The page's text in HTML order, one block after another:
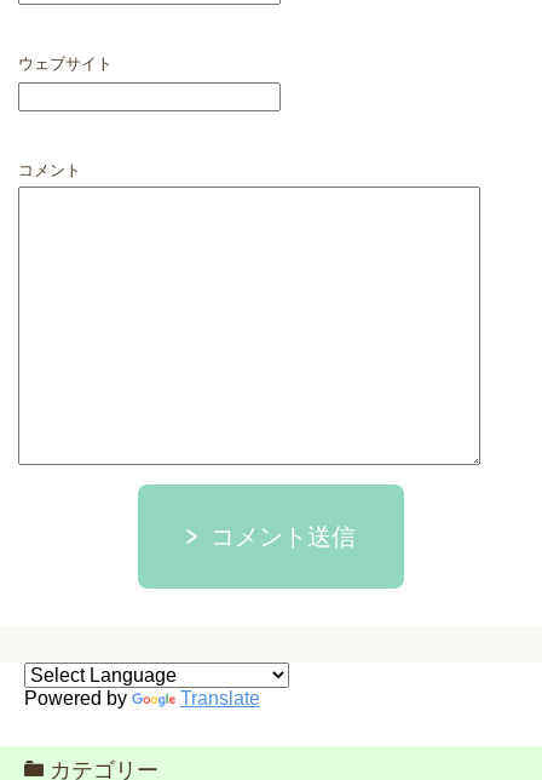
ウェブサイト
コメント
コメント送信
Powered by Translate
カテゴリー